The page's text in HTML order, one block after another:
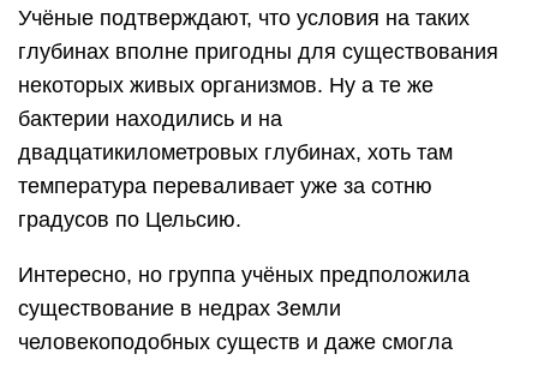
Учёные подтверждают, что условия на таких
глубинах вполне пригодны для существования
некоторых живых организмов. Ну а те же
бактерии находились и на
двадцатикилометровых глубинах, хоть там
температура переваливает уже за сотню
градусов по Цельсию.
Интересно, но группа учёных предположила
существование в недрах Земли
человекоподобных существ и даже смогла